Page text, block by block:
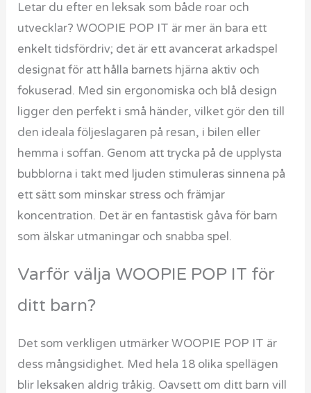
Letar du efter en leksak som både roar och
utvecklar? WOOPIE POP IT är mer än bara ett
enkelt tidsfördriv; det är ett avancerat arkadspel
designat för att hålla barnets hjärna aktiv och
fokuserad. Med sin ergonomiska och blå design
ligger den perfekt i små händer, vilket gör den till
den ideala följeslagaren på resan, i bilen eller
hemma i soffan. Genom att trycka på de upplysta
bubblorna i takt med ljuden stimuleras sinnena på
ett sätt som minskar stress och främjar
koncentration. Det är en fantastisk gåva för barn
som älskar utmaningar och snabba spel.
Varför välja WOOPIE POP IT för
ditt barn?
Det som verkligen utmärker WOOPIE POP IT är
dess mångsidighet. Med hela 18 olika spellägen
blir leksaken aldrig tråkig. Oavsett om ditt barn vill